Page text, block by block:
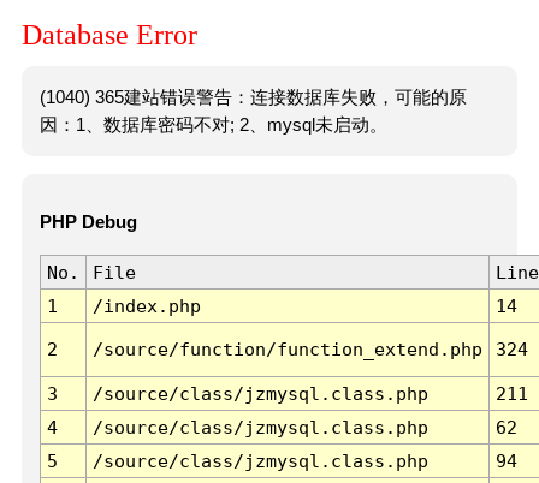
Database Error
(1040) 365建站错误警告：连接数据库失败，可能的原
因：1、数据库密码不对; 2、mysql未启动。
PHP Debug
No. File
Line
1
/index.php 14
2 /source/function/function_extend.php 324
3 /source/class/jzmysql.class.php
211
4
/source/class/jzmysql.class.php
62
5
/source/class/jzmysql.class.php
94